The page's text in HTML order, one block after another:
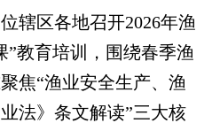
区各地召开2026年渔
”教育培训，围绕春季渔
焦“渔业安全生产、渔
法》条文解读”三大核